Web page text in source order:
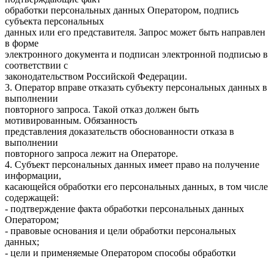
обработки персональных данных Оператором, подпись
субъекта персональных
данных или его представителя. Запрос может быть направлен
в форме
электронного документа и подписан электронной подписью в
соответствии с
законодательством Российской Федерации.
3. Оператор вправе отказать субъекту персональных данных в
выполнении
повторного запроса. Такой отказ должен быть
мотивированным. Обязанность
представления доказательств обоснованности отказа в
выполнении
повторного запроса лежит на Операторе.
4. Субъект персональных данных имеет право на получение
информации,
касающейся обработки его персональных данных, в том числе
содержащей:
- подтверждение факта обработки персональных данных
Оператором;
- правовые основания и цели обработки персональных
данных;
- цели и применяемые Оператором способы обработки